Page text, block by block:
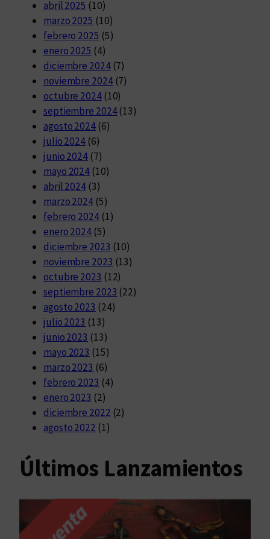
abril 2025 (10)
marzo 2025 (10)
febrero 2025 (5)
enero 2025 (4)
diciembre 2024(7)
noviembre 2024(7)
octubre 2024(10)
septiembre 2024(13)
agosto 2024(6)
julio 2024 (6)
junio 2024 (7)
mayo 2024 (10)
abril 2024 (3)
marzo 2024 (5)
febrero 2024(1)
enero 2024 (5)
diciembre 2023 (10)
noviembre 2023 (13)
octubre 2023 (12)
septiembre 2023 (22)
agosto 2023 (24)
julio 2023 (13)
junio 2023 (13)
mayo 2023 (15)
marzo 2023 (6)
febrero 2023 (4)
enero 2023 (2)
diciembre 2022 (2)
agosto 2022 (1)
Últimos Lanzamientos